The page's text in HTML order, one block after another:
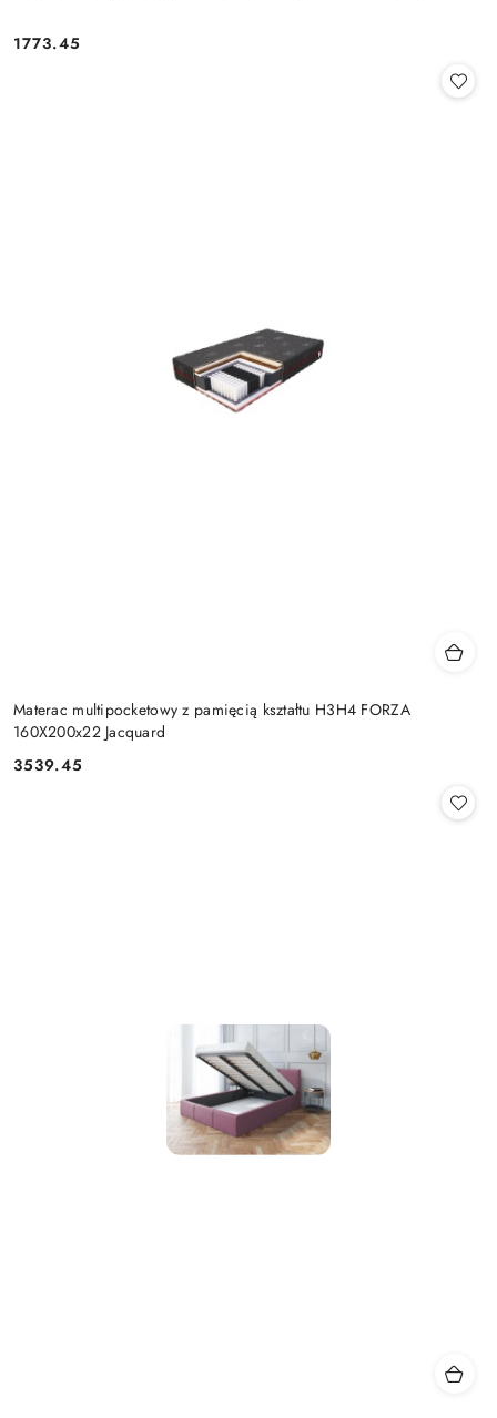
Cena:
1773.45
Materac multipocketowy z pamięcią kształtu H3H4 FORZA
160X200x22 Jacquard
Cena:
3539.45